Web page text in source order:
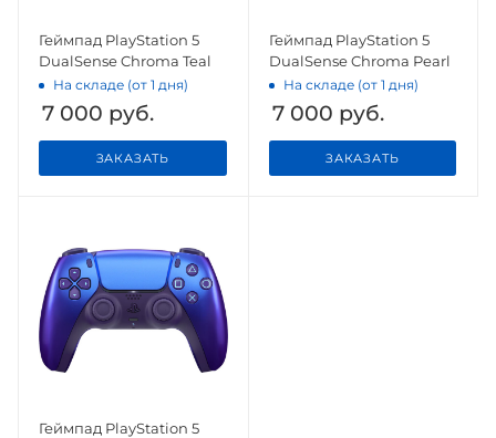
Геймпад PlayStation 5
DualSense Chroma Teal
На складе (от 1 дня)
7 000 руб.
ЗАКАЗАТЬ
Геймпад PlayStation 5
DualSense Chroma Pearl
На складе (от 1 дня)
7 000 руб.
ЗАКАЗАТЬ
Геймпад PlayStation 5